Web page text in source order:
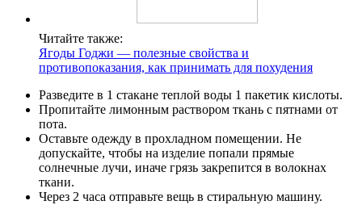
Читайте также:
Ягоды Годжи — полезные свойства и
противопоказания, как принимать для похудения
Разведите в 1 стакане теплой воды 1 пакетик кислоты.
Пропитайте лимонным раствором ткань с пятнами от
пота.
Оставьте одежду в прохладном помещении. Не
допускайте, чтобы на изделие попали прямые
солнечные лучи, иначе грязь закрепится в волокнах
ткани.
Через 2 часа отправьте вещь в стиральную машину.